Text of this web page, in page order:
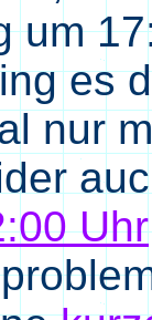
um
es
nur
Uhr